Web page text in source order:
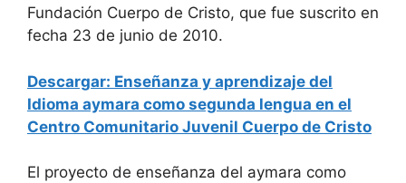
k
Fundación Cuerpo de Cristo, que fue suscrito en
fecha 23 de junio de 2010.
Descargar: Enseñanza y aprendizaje del
Idioma aymara como segunda lengua en el
Centro Comunitario Juvenil Cuerpo de Cristo
El proyecto de enseñanza del aymara como